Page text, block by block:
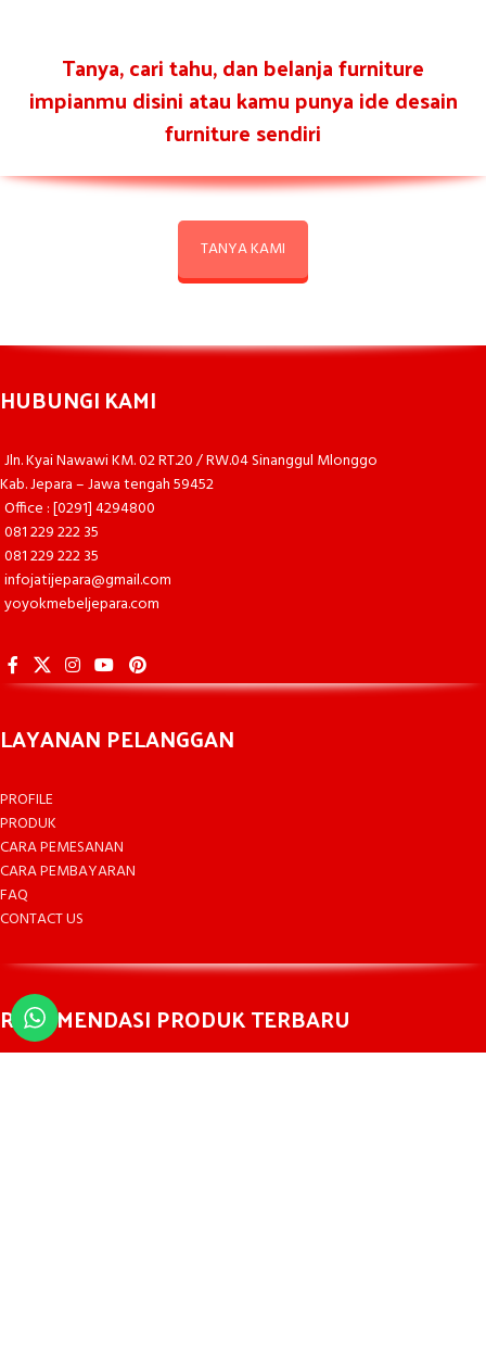
Tanya, cari tahu, dan belanja furniture
impianmu disini atau kamu punya ide desain
furniture sendiri
TANYA KAMI
HUBUNGI KAMI
Jln. Kyai Nawawi KM. 02 RT.20 / RW.04 Sinanggul Mlonggo
Kab. Jepara – Jawa tengah 59452
Office : [0291] 4294800
081 229 222 35
081 229 222 35
infojatijepara@gmail.com
yoyokmebeljepara.com
LAYANAN PELANGGAN
PROFILE
PRODUK
CARA PEMESANAN
CARA PEMBAYARAN
FAQ
CONTACT US
REKOMENDASI PRODUK TERBARU